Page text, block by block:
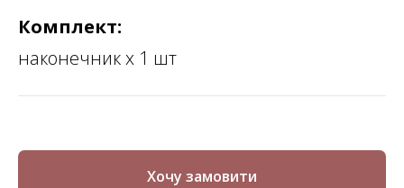
Комплект:
наконечник х 1 шт
Хочу замовити